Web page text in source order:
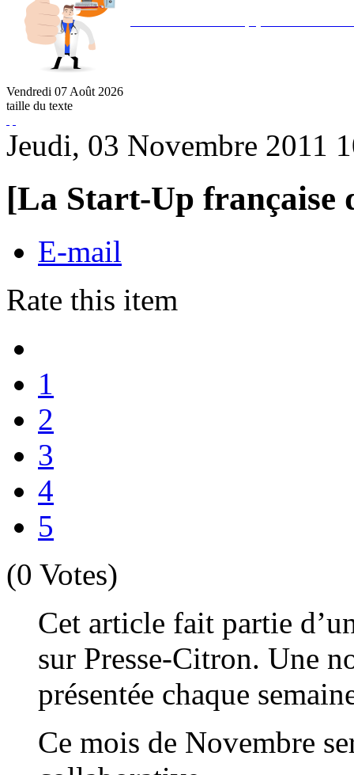
Vendredi 07 Août 2026
taille du texte
Jeudi, 03 Novembre 2011
[La Start-Up française
E-mail
Rate this item
1
2
3
4
5
(0 Votes)
Cet article fait partie
sur Presse-Citron. Une
présentée chaque
Ce mois de Novembre